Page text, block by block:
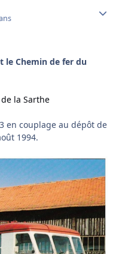
le Chemin de fer du
la Sarthe
en couplage au dépôt de
1994.